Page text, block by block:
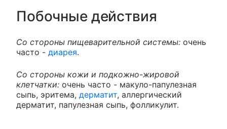
Побочные действия
Со стороны пищеварительной системы: очень
часто - диарея.
Со стороны кожи и подкожно-жировой
клетчатки: очень часто - макуло-папулезная
сыпь, эритема, дерматит, аллергический
дерматит, папулезная сыпь, фолликулит.